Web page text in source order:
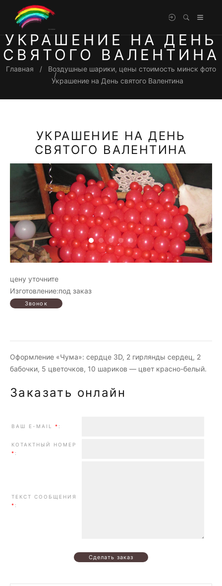
УКРАШЕНИЕ НА ДЕНЬ
СВЯТОГО ВАЛЕНТИНА
Главная
Воздушные шарики, цены стоимость минск фото
Украшение на День святого Валентина
УКРАШЕНИЕ НА ДЕНЬ
СВЯТОГО ВАЛЕНТИНА
цену уточните
Изготовление:под заказ
Оформление «Чума»: сердце 3D, 2 гирлянды сердец, 2
бабочки, 5 цветочков, 10 шариков — цвет красно-белый.
Заказать онлайн
ВАШ E-MAIL * :
КОТАКТНЫЙ НОМЕР
* :
ТЕКСТ СООБЩЕНИЯ
* :